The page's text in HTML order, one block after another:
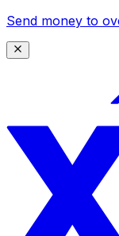
Send money to